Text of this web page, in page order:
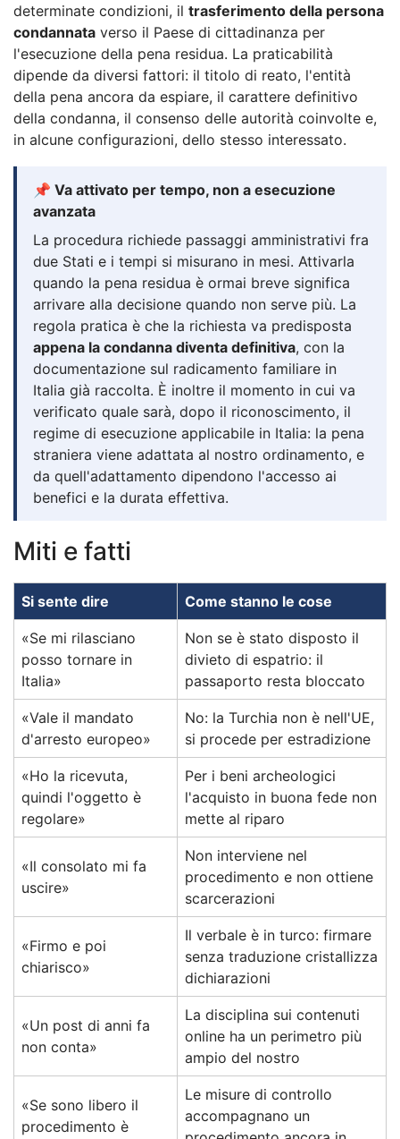
determinate condizioni, il trasferimento della persona
condannata verso il Paese di cittadinanza per
l'esecuzione della pena residua. La praticabilità
dipende da diversi fattori: il titolo di reato, l'entità
della pena ancora da espiare, il carattere definitivo
della condanna, il consenso delle autorità coinvolte e,
in alcune configurazioni, dello stesso interessato.
📌 Va attivato per tempo, non a esecuzione
avanzata
La procedura richiede passaggi amministrativi fra
due Stati e i tempi si misurano in mesi. Attivarla
quando la pena residua è ormai breve significa
arrivare alla decisione quando non serve più. La
regola pratica è che la richiesta va predisposta
appena la condanna diventa definitiva, con la
documentazione sul radicamento familiare in
Italia già raccolta. È inoltre il momento in cui va
verificato quale sarà, dopo il riconoscimento, il
regime di esecuzione applicabile in Italia: la pena
straniera viene adattata al nostro ordinamento, e
da quell'adattamento dipendono l'accesso ai
benefici e la durata effettiva.
Miti e fatti
Si sente dire Come stanno le cose
«Se mi rilasciano
posso tornare in
Italia»
Non se è stato disposto il
divieto di espatrio: il
passaporto resta bloccato
«Vale il mandato
d'arresto europeo»
No: la Turchia non è nell'UE,
si procede per estradizione
«Ho la ricevuta,
quindi l'oggetto è
regolare»
Per i beni archeologici
l'acquisto in buona fede non
mette al riparo
«Il consolato mi fa
uscire»
Non interviene nel
procedimento e non ottiene
scarcerazioni
«Firmo e poi
chiarisco»
Il verbale è in turco: firmare
senza traduzione cristallizza
dichiarazioni
«Un post di anni fa
non conta»
La disciplina sui contenuti
online ha un perimetro più
ampio del nostro
«Se sono libero il
procedimento è
Le misure di controllo
accompagnano un